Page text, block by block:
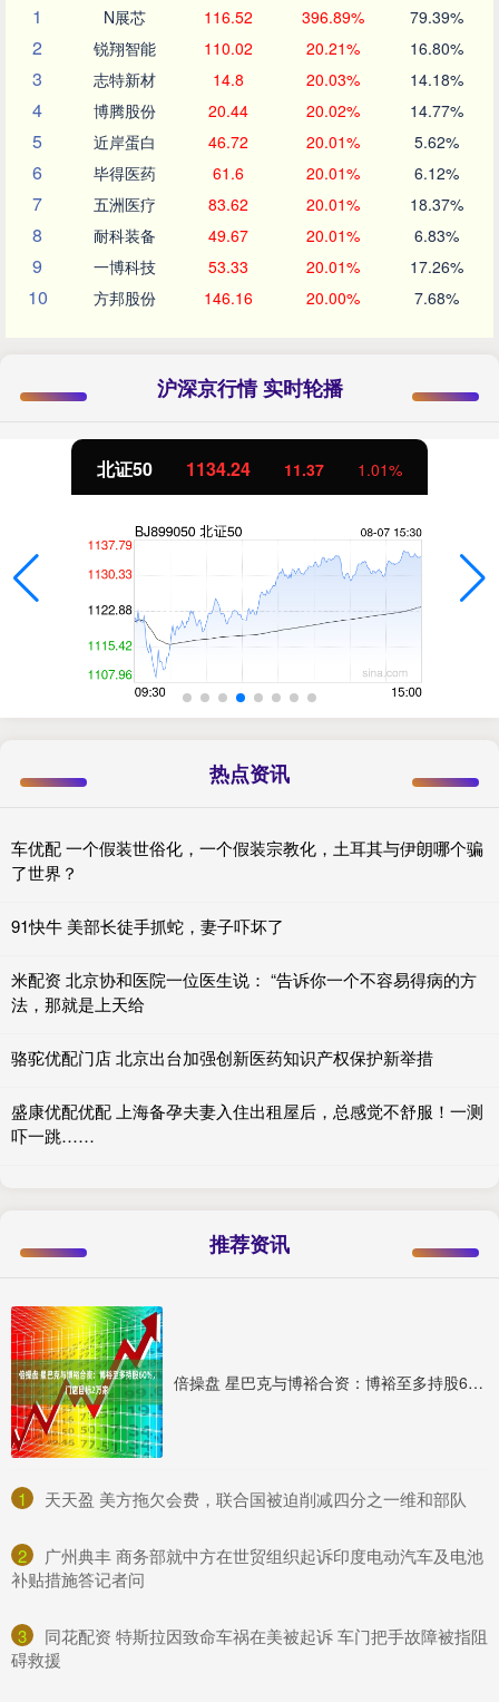
1
N展芯 116.52 396.89% 79.39%
2 锐翔智能 110.02 20.21% 16.80%
3 志特新材 14.8 20.03% 14.18%
4 博腾股份 20.44 20.02% 14.77%
5 近岸蛋白 46.72 20.01% 5.62%
6 毕得医药 61.6 20.01% 6.12%
7 五洲医疗 83.62 20.01% 18.37%
8 耐科装备 49.67 20.01% 6.83%
9 一博科技 53.33 20.01% 17.26%
10 方邦股份 146.16 20.00% 7.68%
沪深京行情 实时轮播
北证50 1134.24 11.37 1.01%
热点资讯
车优配 一个假装世俗化，一个假装宗教化，土耳其与伊朗哪个骗
了世界？
91快牛 美部长徒手抓蛇，妻子吓坏了
米配资 北京协和医院一位医生说： “告诉你一个不容易得病的方
法，那就是上天给
骆驼优配门店 北京出台加强创新医药知识产权保护新举措
盛康优配优配 上海备孕夫妻入住出租屋后，总感觉不舒服！一测
吓一跳……
推荐资讯
倍操盘 星巴克与博裕合资：博裕至多持股60%，门店目标2万家
1 ​天天盈 美方拖欠会费，联合国被迫削减四分之一维和部队
2
​广州典丰 商务部就中方在世贸组织起诉印度电动汽车及电池
补贴措施答记者问
3
​同花配资 特斯拉因致命车祸在美被起诉 车门把手故障被指阻
碍救援